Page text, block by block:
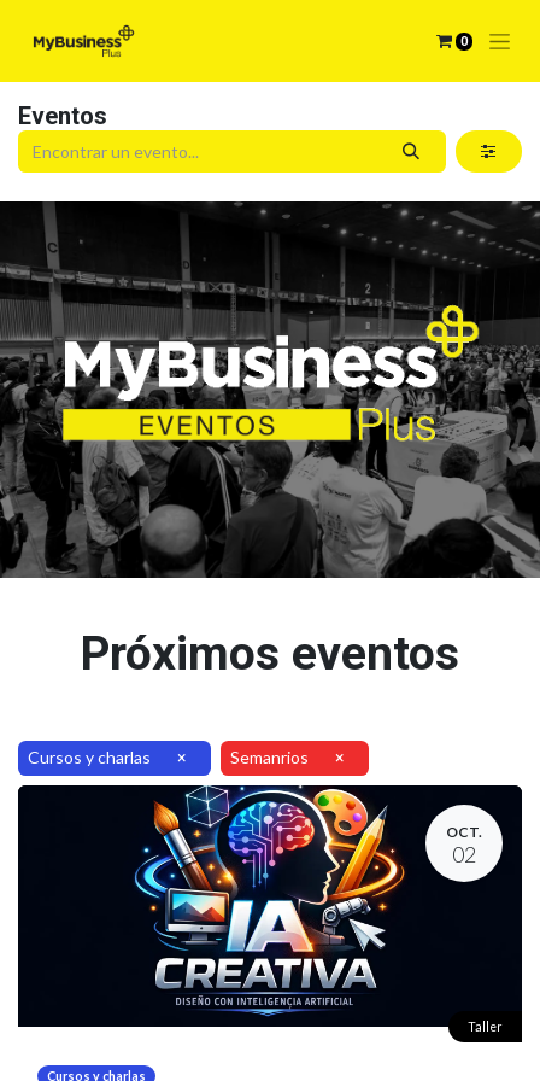
0
Eventos
Próximos eventos
Cursos y charlas × Semanrios ×
OCT.
02
Cursos y charlas
Taller